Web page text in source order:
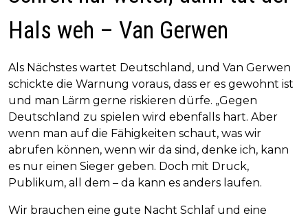
Hals weh – Van Gerwen
Als Nächstes wartet Deutschland, und Van Gerwen
schickte die Warnung voraus, dass er es gewohnt ist
und man Lärm gerne riskieren dürfe. „Gegen
Deutschland zu spielen wird ebenfalls hart. Aber
wenn man auf die Fähigkeiten schaut, was wir
abrufen können, wenn wir da sind, denke ich, kann
es nur einen Sieger geben. Doch mit Druck,
Publikum, all dem – da kann es anders laufen.
Wir brauchen eine gute Nacht Schlaf und eine